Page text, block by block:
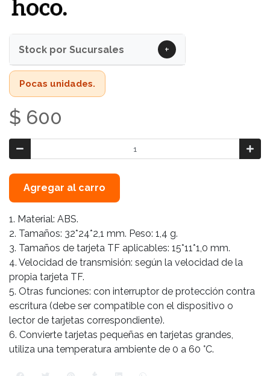
Stock por Sucursales +
Pocas unidades.
$ 600
Agregar al carro
1. Material: ABS.
2. Tamaños: 32*24*2,1 mm. Peso: 1,4 g.
3. Tamaños de tarjeta TF aplicables: 15*11*1,0 mm.
4. Velocidad de transmisión: según la velocidad de la
propia tarjeta TF.
5. Otras funciones: con interruptor de protección contra
escritura (debe ser compatible con el dispositivo o
lector de tarjetas correspondiente).
6. Convierte tarjetas pequeñas en tarjetas grandes,
utiliza una temperatura ambiente de 0 a 60 °C.